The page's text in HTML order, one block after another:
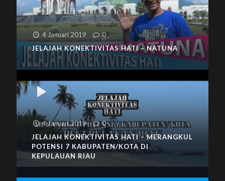
4 Januari 2019
0
JELAJAH KONEKTIVITAS HATI – NATUNA
4 Januari 2019
0
JELAJAH KONEKTIVITAS HATI – MERANGKUL
POTENSI 7 KABUPATEN/KOTA DI
KEPULAUAN RIAU